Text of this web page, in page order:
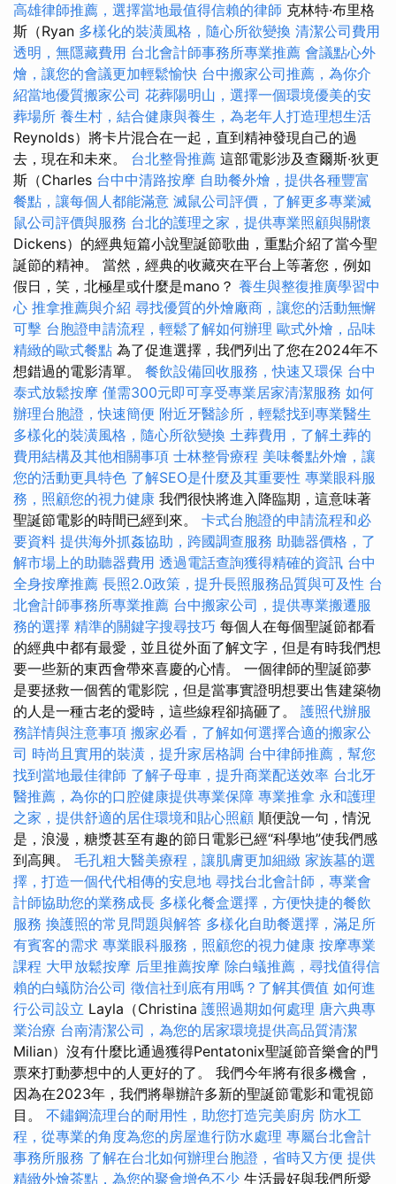
高雄律師推薦，選擇當地最值得信賴的律師 克林特·布里格
斯（Ryan 多樣化的裝潢風格，隨心所欲變換 清潔公司費用
透明，無隱藏費用 台北會計師事務所專業推薦 會議點心外
燴，讓您的會議更加輕鬆愉快 台中搬家公司推薦，為你介
紹當地優質搬家公司 花葬陽明山，選擇一個環境優美的安
葬場所 養生村，結合健康與養生，為老年人打造理想生活
Reynolds）將卡片混合在一起，直到精神發現自己的過
去，現在和未來。 台北整骨推薦 這部電影涉及查爾斯·狄更
斯（Charles 台中中清路按摩 自助餐外燴，提供各種豐富
餐點，讓每個人都能滿意 滅鼠公司評價，了解更多專業滅
鼠公司評價與服務 台北的護理之家，提供專業照顧與關懷
Dickens）的經典短篇小說聖誕節歌曲，重點介紹了當今聖
誕節的精神。 當然，經典的收藏夾在平台上等著您，例如
假日，笑，北極星或什麼是mano？ 養生與整復推廣學習中
心 推拿推薦與介紹 尋找優質的外燴廠商，讓您的活動無懈
可擊 台胞證申請流程，輕鬆了解如何辦理 歐式外燴，品味
精緻的歐式餐點 為了促進選擇，我們列出了您在2024年不
想錯過的電影清單。 餐飲設備回收服務，快速又環保 台中
泰式放鬆按摩 僅需300元即可享受專業居家清潔服務 如何
辦理台胞證，快速簡便 附近牙醫診所，輕鬆找到專業醫生
多樣化的裝潢風格，隨心所欲變換 土葬費用，了解土葬的
費用結構及其他相關事項 士林整骨療程 美味餐點外燴，讓
您的活動更具特色 了解SEO是什麼及其重要性 專業眼科服
務，照顧您的視力健康 我們很快將進入降臨期，這意味著
聖誕節電影的時間已經到來。 卡式台胞證的申請流程和必
要資料 提供海外抓姦協助，跨國調查服務 助聽器價格，了
解市場上的助聽器費用 透過電話查詢獲得精確的資訊 台中
全身按摩推薦 長照2.0政策，提升長照服務品質與可及性 台
北會計師事務所專業推薦 台中搬家公司，提供專業搬遷服
務的選擇 精準的關鍵字搜尋技巧 每個人在每個聖誕節都看
的經典中都有最愛，並且從外面了解文字，但是有時我們想
要一些新的東西會帶來喜慶的心情。 一個律師的聖誕節夢
是要拯救一個舊的電影院，但是當事實證明想要出售建築物
的人是一種古老的愛時，這些線程卻搞砸了。 護照代辦服
務詳情與注意事項 搬家必看，了解如何選擇合適的搬家公
司 時尚且實用的裝潢，提升家居格調 台中律師推薦，幫您
找到當地最佳律師 了解子母車，提升商業配送效率 台北牙
醫推薦，為你的口腔健康提供專業保障 專業推拿 永和護理
之家，提供舒適的居住環境和貼心照顧 順便說一句，情況
是，浪漫，糖漿甚至有趣的節日電影已經“科學地”使我們感
到高興。 毛孔粗大醫美療程，讓肌膚更加細緻 家族墓的選
擇，打造一個代代相傳的安息地 尋找台北會計師，專業會
計師協助您的業務成長 多樣化餐盒選擇，方便快捷的餐飲
服務 換護照的常見問題與解答 多樣化自助餐選擇，滿足所
有賓客的需求 專業眼科服務，照顧您的視力健康 按摩專業
課程 大甲放鬆按摩 后里推薦按摩 除白蟻推薦，尋找值得信
賴的白蟻防治公司 徵信社到底有用嗎？了解其價值 如何進
行公司設立 Layla（Christina 護照過期如何處理 唐六典專
業治療 台南清潔公司，為您的居家環境提供高品質清潔
Milian）沒有什麼比通過獲得Pentatonix聖誕節音樂會的門
票來打動夢想中的人更好的了。 我們今年將有很多機會，
因為在2023年，我們將舉辦許多新的聖誕節電影和電視節
目。 不鏽鋼流理台的耐用性，助您打造完美廚房 防水工
程，從專業的角度為您的房屋進行防水處理 專屬台北會計
事務所服務 了解在台北如何辦理台胞證，省時又方便 提供
精緻外燴茶點，為您的聚會增色不少 生活最好與我們所愛